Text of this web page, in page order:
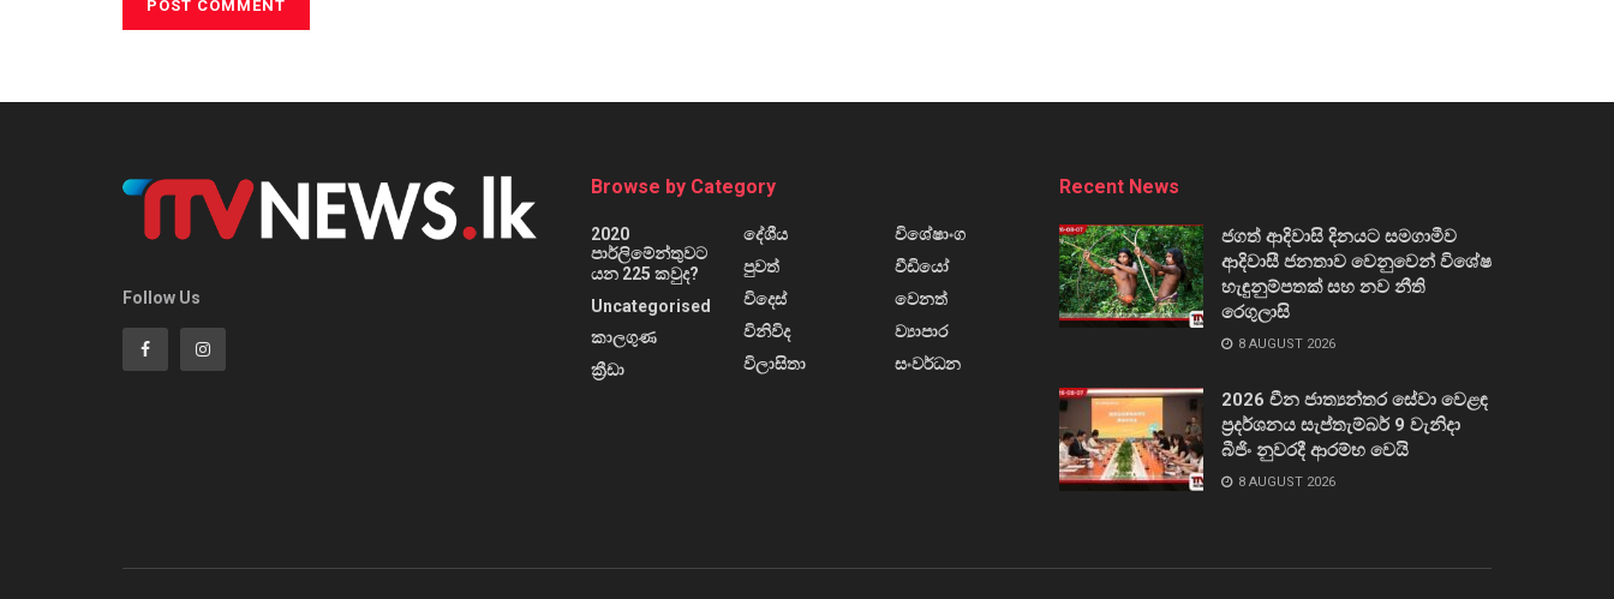
Follow Us
Browse by Category
2020
පාර්ලිමේන්තුවට
යන 225 කවුද?
Uncategorised
කාලගුණ
ක්‍රීඩා
දේශීය
පුවත්
විදෙස්
විනිවිද
විලාසිතා
විශේෂාංග
වීඩියෝ
වෙනත්
ව්‍යාපාර
සංවර්ධන
Recent News
ජගත් ආදිවාසි දිනයට සමගාමීව
ආදිවාසී ජනතාව වෙනුවෙන් විශේෂ
හැඳුනුම්පතක් සහ නව නීති
රෙගුලාසි
8 AUGUST 2026
2026 චීන ජාත්‍යන්තර සේවා වෙළඳ
ප්‍රදර්ශනය සැප්තැම්බර් 9 වැනිදා
බීජිං නුවරදී ආරම්භ වෙයි
8 AUGUST 2026